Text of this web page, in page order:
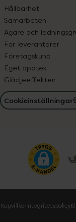
Hållbarhet
Samarbeten
Ägare och
För leverantörer
Företagskund
Eget apotek
Glädjeeffekten
Cookieinställningar
KöpvillkorIntegritetspolicy